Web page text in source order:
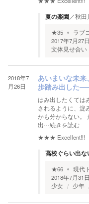
夏の楽園／秋田
★35 ラブ
2017年7月27
文体見せ合い
2018年7
月26日
あいまいな未
歩踏み出した──
はみ出したくては
されるように、淀
かも分からない。
出…続きを読む
★★★ Excellent!!!
高校ぐらい出な
★66 現代
2018年7月31
少女
少年